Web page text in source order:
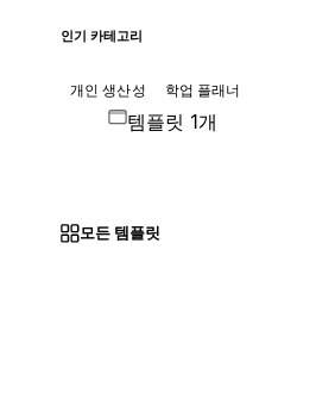
인기 카테고리
개인 생산성 학업 플래너
템플릿 1개
모든 템플릿